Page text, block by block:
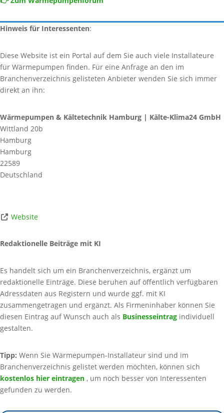
Hinweis für Interessenten:
Diese Website ist ein Portal auf dem Sie auch viele Installateure
für Wärmepumpen finden. Für eine Anfrage an den im
Branchenverzeichnis gelisteten Anbieter wenden Sie sich immer
direkt an ihn:
Wärmepumpen & Kältetechnik Hamburg | Kälte-Klima24 GmbH
Wittland 20b
Hamburg
Hamburg
22589
Deutschland
Website
Redaktionelle Beiträge mit KI
Es handelt sich um ein Branchenverzeichnis, ergänzt um
redaktionelle Einträge. Diese beruhen auf öffentlich verfügbaren
Adressdaten aus Registern und wurde ggf. mit KI
zusammengetragen und ergänzt. Als Firmeninhaber können Sie
diesen Eintrag auf Wunsch auch als Businesseintrag individuell
gestalten.
Tipp: Wenn Sie Wärmepumpen-Installateur sind und im
Branchenverzeichnis gelistet werden möchten, können sich
kostenlos hier eintragen , um noch besser von Interessenten
gefunden zu werden.